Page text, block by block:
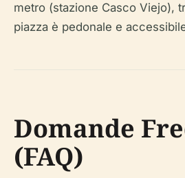
metro (stazione Casco Viejo),
piazza è pedonale e
Domande
(FAQ)